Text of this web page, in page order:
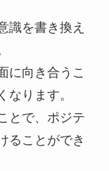
識を書き換え
に向き合うこ
なります。
とで、ポジテ
ることができ